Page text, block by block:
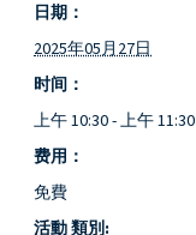
日期：
2025年05月27日
时间：
上午 10:30 - 上午 11:30
费用：
免費
活動 類別: